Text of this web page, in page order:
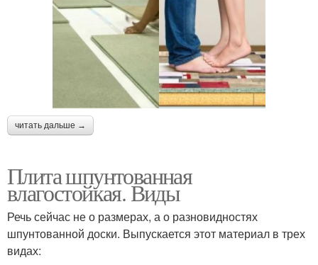
читать дальше →
Плита шпунтованная
влагостойкая. Виды
Речь сейчас не о размерах, а о разновидностях
шпунтованной доски. Выпускается этот материал в трех
видах: